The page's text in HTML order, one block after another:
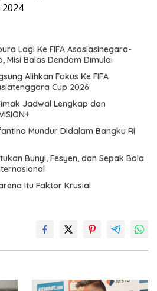
Lagi Ke FIFA Asosiasinegara-
Misi Balas Dendam Dimulai
Alihkan Fokus Ke FIFA
Cup 2026
Jadwal Lengkap dan
Mundur Didalam Bangku Ri
Bunyi, Fesyen, dan Sepak Bola
Itu Faktor Krusial